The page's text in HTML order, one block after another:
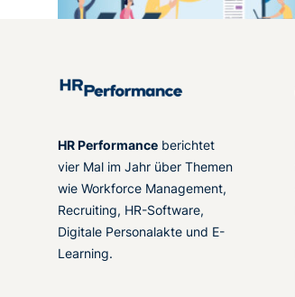
HR Performance berichtet
vier Mal im Jahr über Themen
wie Workforce Management,
Recruiting, HR-Software,
Digitale Personalakte und E-
Learning.